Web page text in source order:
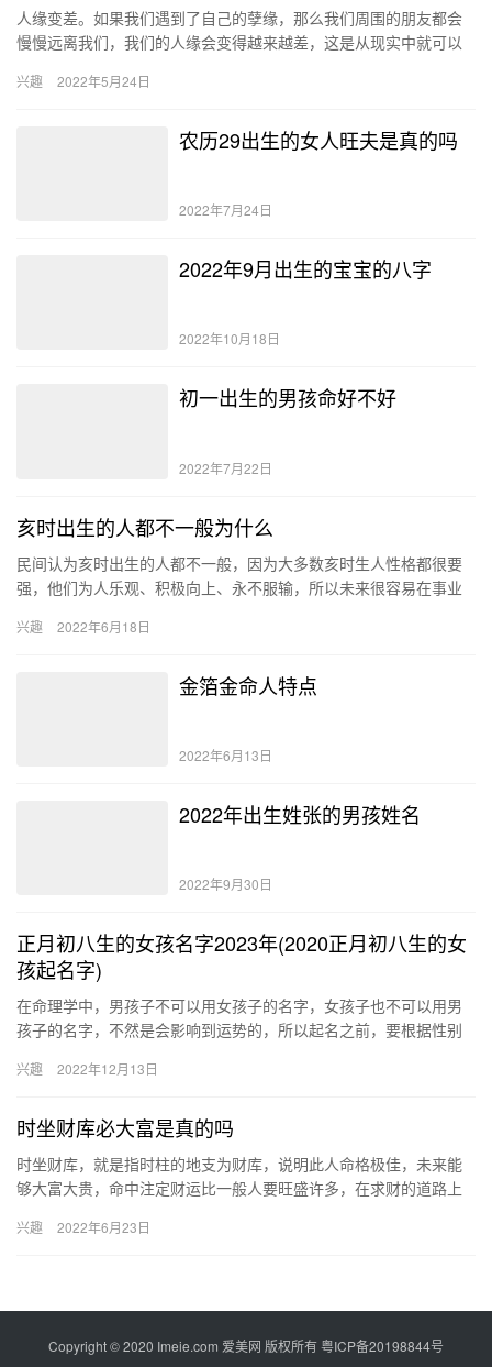
人缘变差。如果我们遇到了自己的孽缘，那么我们周围的朋友都会
慢慢远离我们，我们的人缘会变得越来越差，这是从现实中就可以
孽缘…
兴趣 2022年5月24日
农历29出生的女人旺夫是真的吗
2022年7月24日
2022年9月出生的宝宝的八字
2022年10月18日
初一出生的男孩命好不好
2022年7月22日
亥时出生的人都不一般为什么
民间认为亥时出生的人都不一般，因为大多数亥时生人性格都很要
强，他们为人乐观、积极向上、永不服输，所以未来很容易在事业
时出…
兴趣 2022年6月18日
金箔金命人特点
2022年6月13日
2022年出生姓张的男孩姓名
2022年9月30日
正月初八生的女孩名字2023年(2020正月初八生的女
孩起名字)
在命理学中，男孩子不可以用女孩子的名字，女孩子也不可以用男
孩子的名字，不然是会影响到运势的，所以起名之前，要根据性别
望…
兴趣 2022年12月13日
时坐财库必大富是真的吗
时坐财库，就是指时柱的地支为财库，说明此人命格极佳，未来能
够大富大贵，命中注定财运比一般人要旺盛许多，在求财的道路上
意思…
兴趣 2022年6月23日
Copyright © 2020 Imeie.com 爱美网 版权所有粤ICP备20198844号